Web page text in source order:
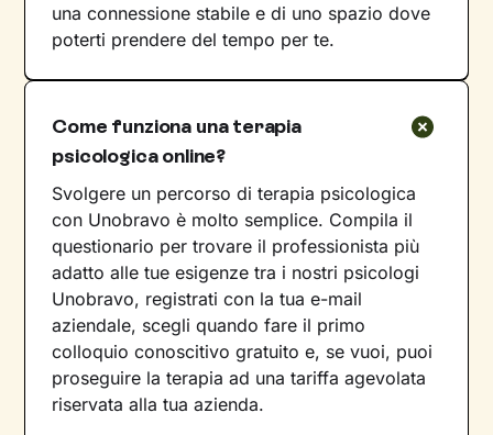
una connessione stabile e di uno spazio dove
poterti prendere del tempo per te.
Come funziona una terapia
psicologica online?
Svolgere un percorso di terapia psicologica
con Unobravo è molto semplice. Compila il
questionario per trovare il professionista più
adatto alle tue esigenze tra i nostri psicologi
Unobravo, registrati con la tua e-mail
aziendale, scegli quando fare il primo
colloquio conoscitivo gratuito e, se vuoi, puoi
proseguire la terapia ad una tariffa agevolata
riservata alla tua azienda.